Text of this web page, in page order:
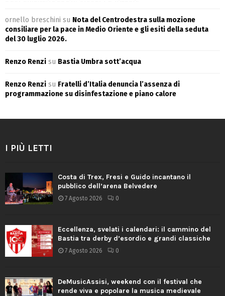
ornello breschini su Nota del Centrodestra sulla mozione
consiliare per la pace in Medio Oriente e gli esiti della seduta
del 30 luglio 2026.
Renzo Renzi su Bastia Umbra sott’acqua
Renzo Renzi su Fratelli d’Italia denuncia l’assenza di
programmazione su disinfestazione e piano calore
I PIÙ LETTI
Costa di Trex, Fresi e Guido incantano il
pubblico dell’arena Belvedere
7 Agosto 2026 0
Eccellenza, svelati i calendari: il cammino del
Bastia tra derby d’esordio e grandi classiche
7 Agosto 2026 0
DeMusicAssisi, weekend con il festival che
rende viva e popolare la musica medievale